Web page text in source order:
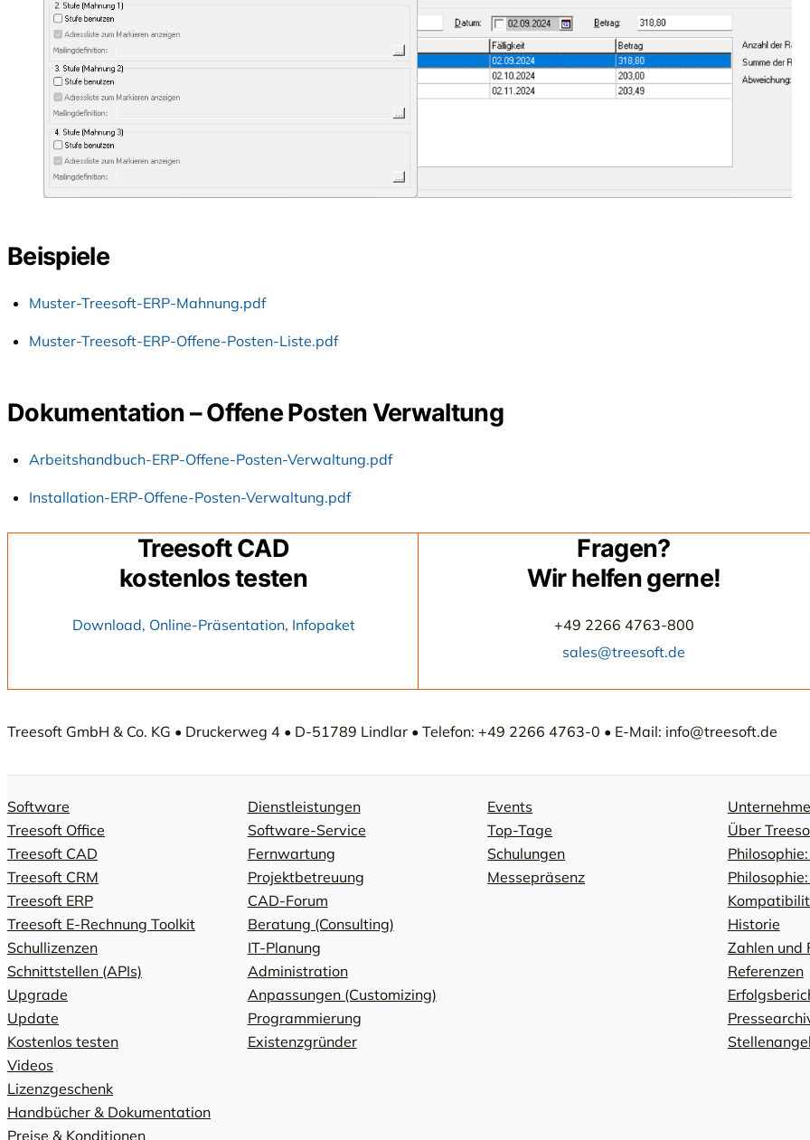
Beispiele
Muster-Treesoft-ERP-Mahnung.pdf
Muster-Treesoft-ERP-Offene-Posten-Liste.pdf
Dokumentation – Offene Posten Verwaltung
Arbeitshandbuch-ERP-Offene-Posten-Verwaltung.pdf
Installation-ERP-Offene-Posten-Verwaltung.pdf
Treesoft CAD
kostenlos testen
Download, Online-Präsentation, Infopaket
Fragen?
Wir helfen gerne!
+49 2266 4763-800
sales@treesoft.de
Treesoft GmbH & Co. KG • Druckerweg 4 • D-51789 Lindlar • Telefon: +49 2266 4763-0 • E-Mail: info@treesoft.de
Software
Treesoft Office
Treesoft CAD
Treesoft CRM
Treesoft ERP
Treesoft E-Rechnung Toolkit
Schullizenzen
Schnittstellen (APIs)
Upgrade
Update
Kostenlos testen
Videos
Lizenzgeschenk
Handbücher & Dokumentation
Preise & Konditionen
Dienstleistungen
Software-Service
Fernwartung
Projektbetreuung
CAD-Forum
Beratung (Consulting)
IT-Planung
Administration
Anpassungen (Customizing)
Programmierung
Existenzgründer
Events
Top-Tage
Schulungen
Messepräsenz
Über
Historie
Zahlen und
Referenzen